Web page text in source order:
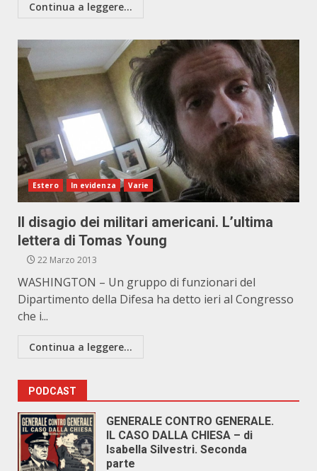
Continua a leggere...
Estero In evidenza Varie
Il disagio dei militari americani. L’ultima
lettera di Tomas Young
22 Marzo 2013
WASHINGTON – Un gruppo di funzionari del
Dipartimento della Difesa ha detto ieri al Congresso
che i...
Continua a leggere...
PODCAST
GENERALE CONTRO GENERALE.
IL CASO DALLA CHIESA – di
Isabella Silvestri. Seconda
parte